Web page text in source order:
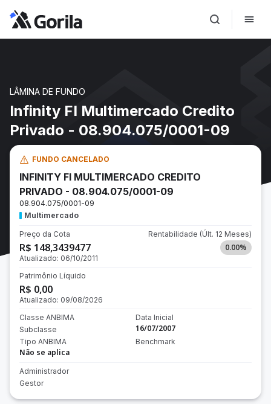
LÂMINA DE FUNDO
Infinity FI Multimercado Credito
Privado - 08.904.075/0001-09
FUNDO CANCELADO
INFINITY FI MULTIMERCADO CREDITO
PRIVADO - 08.904.075/0001-09
08.904.075/0001-09
Multimercado
Preço da Cota
R$ 148,3439477
Atualizado: 06/10/2011
Rentabilidade (Últ. 12 Meses)
0.00%
Patrimônio Líquido
R$ 0,00
Atualizado: 09/08/2026
Classe ANBIMA
Subclasse
Tipo ANBIMA
Não se aplica
Data Inicial
16/07/2007
Benchmark
Administrador
Gestor